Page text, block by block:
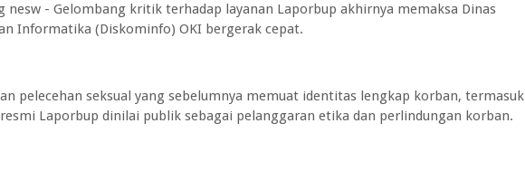
- Gelombang kritik terhadap layanan Laporbup akhirnya memaksa Dinas
Informatika (Diskominfo) OKI bergerak cepat.
pelecehan seksual yang sebelumnya memuat identitas lengkap korban, termasuk
Laporbup dinilai publik sebagai pelanggaran etika dan perlindungan korban.